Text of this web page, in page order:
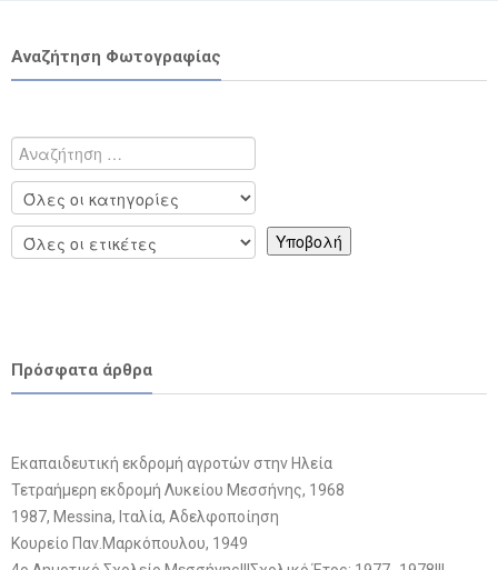
Αναζήτηση Φωτογραφίας
Πρόσφατα άρθρα
Εκαπαιδευτική εκδρομή αγροτών στην Ηλεία
Τετραήμερη εκδρομή Λυκείου Μεσσήνης, 1968
1987, Messina, Ιταλία, Αδελφοποίηση
Κουρείο Παν.Μαρκόπουλου, 1949